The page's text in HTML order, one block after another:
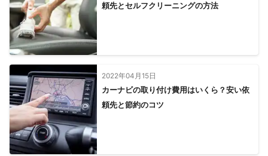
頼先とセルフクリーニングの方法
2022年04月15日
カーナビの取り付け費用はいくら？安い依
頼先と節約のコツ